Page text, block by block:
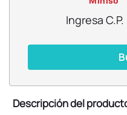
Ingresa C.P.
Descripción del